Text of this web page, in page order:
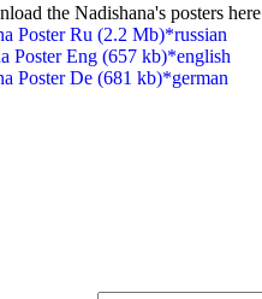
the Nadishana's posters here
Poster Ru (2.2 Mb)*russian
Poster Eng (657 kb)*english
Poster De (681 kb)*german